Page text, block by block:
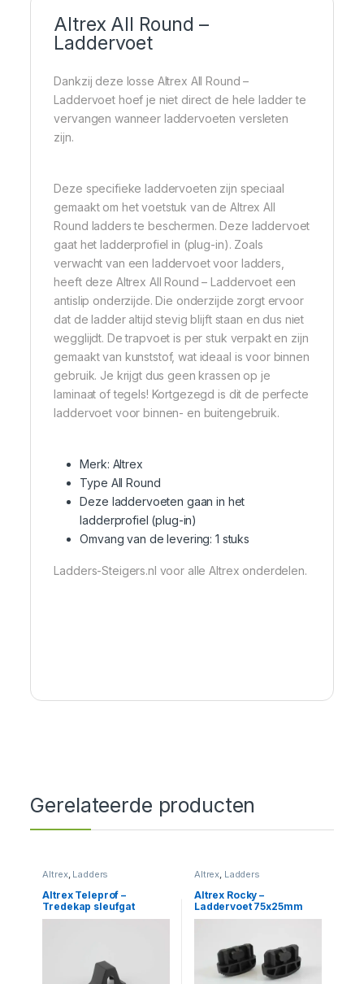
Altrex All Round –
Laddervoet
Dankzij deze losse Altrex All Round –
Laddervoet hoef je niet direct de hele ladder te
vervangen wanneer laddervoeten versleten
zijn.
Deze specifieke laddervoeten zijn speciaal
gemaakt om het voetstuk van de Altrex All
Round ladders te beschermen. Deze laddervoet
gaat het ladderprofiel in (plug-in). Zoals
verwacht van een laddervoet voor ladders,
heeft deze Altrex All Round – Laddervoet een
antislip onderzijde. Die onderzijde zorgt ervoor
dat de ladder altijd stevig blijft staan en dus niet
wegglijdt. De trapvoet is per stuk verpakt en zijn
gemaakt van kunststof, wat ideaal is voor binnen
gebruik. Je krijgt dus geen krassen op je
laminaat of tegels! Kortgezegd is dit de perfecte
laddervoet voor binnen- en buitengebruik.
Merk: Altrex
Type All Round
Deze laddervoeten gaan in het
ladderprofiel (plug-in)
Omvang van de levering: 1 stuks
Ladders-Steigers.nl voor alle Altrex onderdelen.
Gerelateerde producten
Altrex, Ladders
Altrex Teleprof –
Tredekap sleufgat
Altrex, Ladders
Altrex Rocky –
Laddervoet 75x25mm